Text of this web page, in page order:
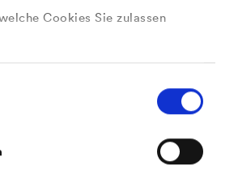
Cookies Sie zulassen